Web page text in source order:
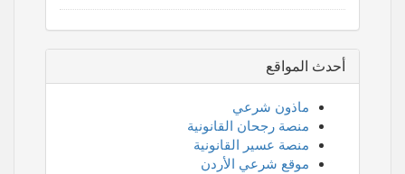
أحدث المواقع
ماذون شرعي
منصة رجحان القانونية
منصة عسير القانونية
موقع شرعي الأردن